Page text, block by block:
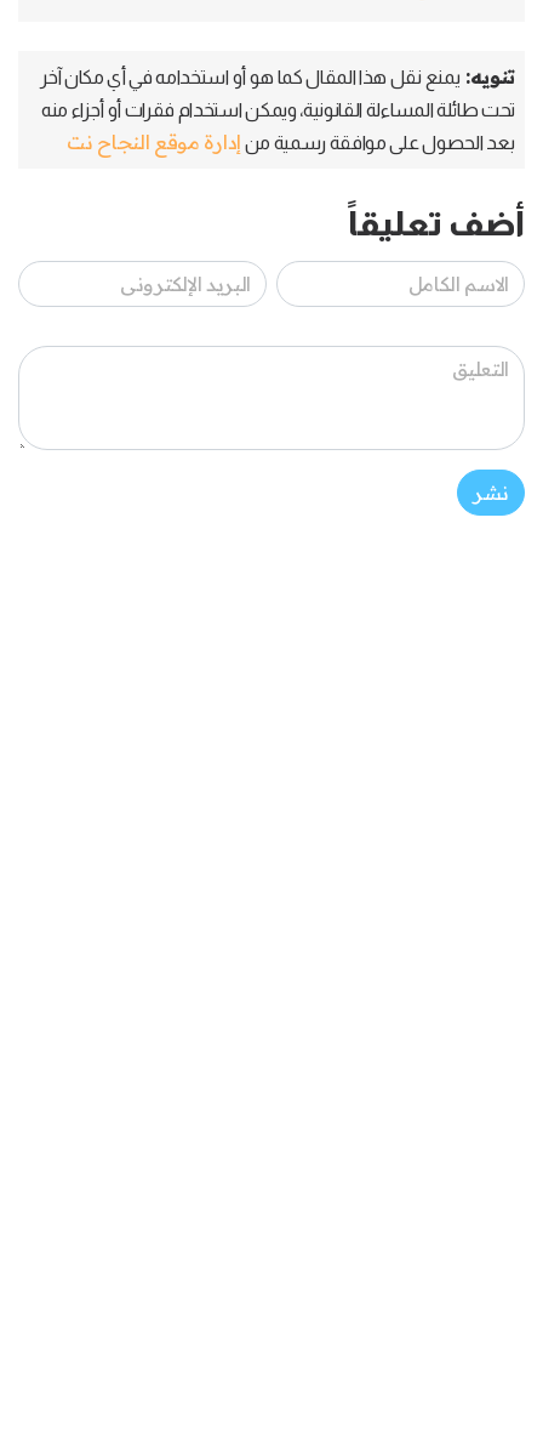
تنويه: يمنع نقل هذا المقال كما هو أو استخدامه في أي مكان آخر
تحت طائلة المساءلة القانونية، ويمكن استخدام فقرات أو أجزاء منه
بعد الحصول على موافقة رسمية من إدارة موقع النجاح نت
أضف تعليقاً
نشر